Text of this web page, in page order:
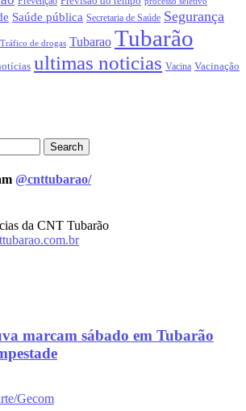
Saúde pública Secretaria de Saúde Segurança
Tráfico de drogas Tubarao Tubarão
ultimas noticias Vacina Vacinação
@cnttubarao/
da CNT Tubarão
marcam sábado em Tubarão